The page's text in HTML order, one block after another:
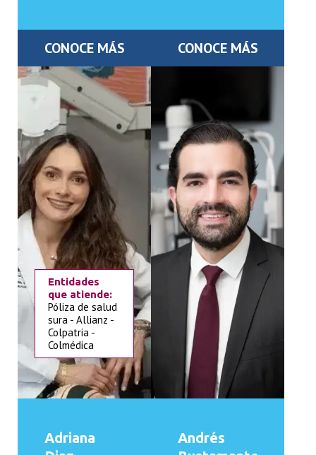
CONOCE MÁS CONOCE MÁS
Entidades
que atiende:
Póliza de salud
sura - Allianz -
Colpatria -
Colmédica
Adriana
Andrés